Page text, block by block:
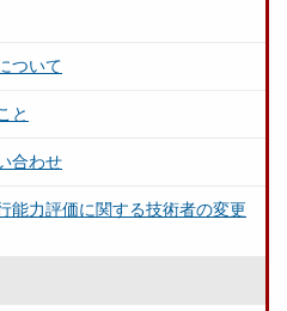
ついて
と
合わせ
能力評価に関する技術者の変更